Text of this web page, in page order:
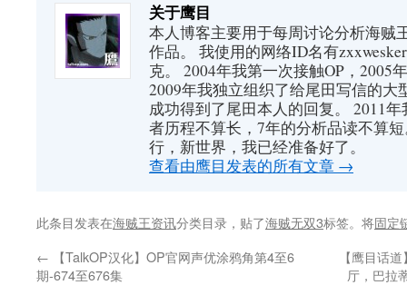
关于鹰目
本人博客主要用于每周讨论分析海贼
作品。 我使用的网络ID名有
克。 2004年我第一次接触OP，2005
2009年我独立组织了给尾田写信的大
成功得到了尾田本人的回复。 2011
者历程不算长，7年的分析品读不算
行，新世界，我已经准备好了。
查看由鹰目发表的所有文章 →
此条目发表在海贼王资讯分类目录，贴了海贼无双3标签。将固定
← 【TalkOP汉化】OP官网声优涂鸦角第4至6
期-674至676集
【鹰目话
厅，巴拉